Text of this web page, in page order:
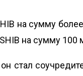
на сумму
на сумму
стал